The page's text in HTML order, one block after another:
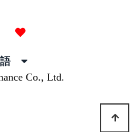
語
Co., Ltd.